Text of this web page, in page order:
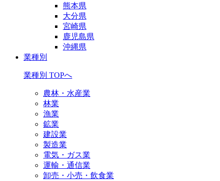
熊本県
大分県
宮崎県
鹿児島県
沖縄県
業種別
業種別 TOPへ
農林・水産業
林業
漁業
鉱業
建設業
製造業
電気・ガス業
運輸・通信業
卸売・小売・飲食業